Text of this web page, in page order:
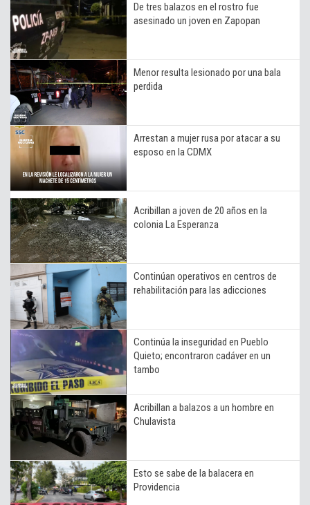
De tres balazos en el rostro fue
asesinado un joven en Zapopan
Menor resulta lesionado por una bala
perdida
Arrestan a mujer rusa por atacar a su
esposo en la CDMX
Acribillan a joven de 20 años en la
colonia La Esperanza
Continúan operativos en centros de
rehabilitación para las adicciones
Continúa la inseguridad en Pueblo
Quieto; encontraron cadáver en un
tambo
Acribillan a balazos a un hombre en
Chulavista
Esto se sabe de la balacera en
Providencia